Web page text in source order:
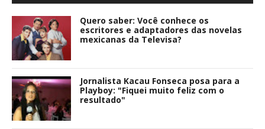
Quero saber: Você conhece os
escritores e adaptadores das novelas
mexicanas da Televisa?
Jornalista Kacau Fonseca posa para a
Playboy: "Fiquei muito feliz com o
resultado"